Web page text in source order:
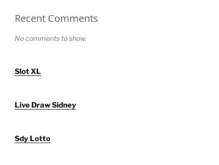
Recent Comments
No comments to show.
Slot XL
Live Draw Sidney
Sdy Lotto